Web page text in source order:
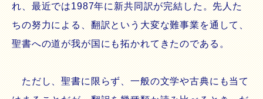
れ、最近では1987年に新共同訳が完結した。先人た
ちの努力による、翻訳という大変な難事業を通して、
聖書への道が我が国にも拓かれてきたのである。
ただし、聖書に限らず、一般の文学や古典にも当て